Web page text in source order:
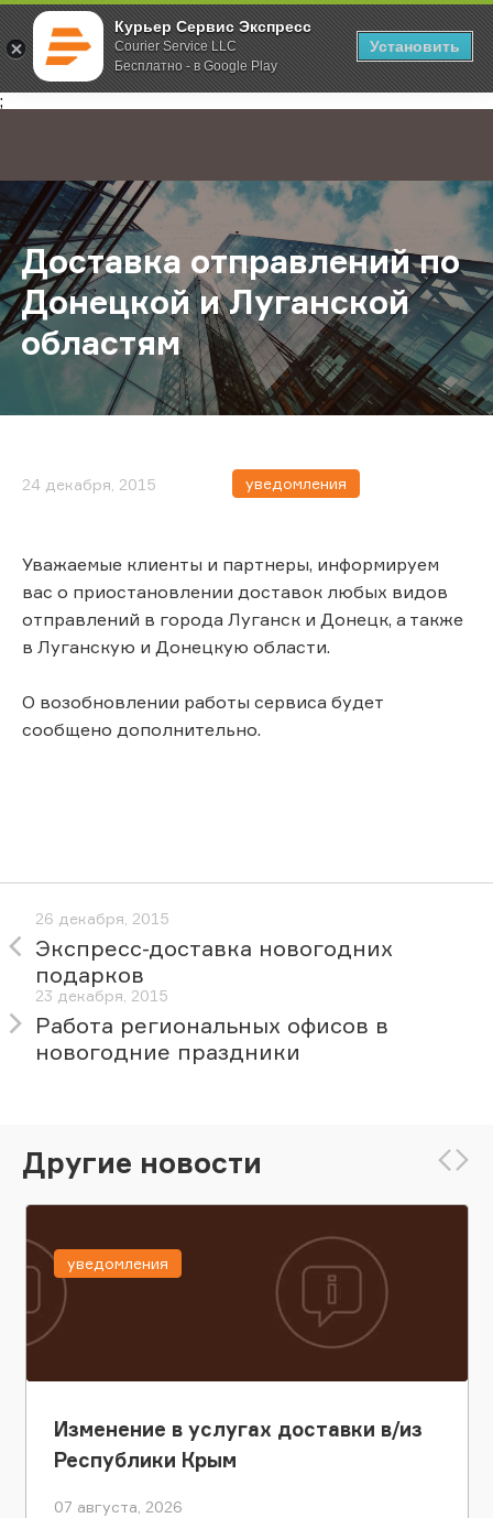
Курьер Сервис Экспресс
Courier Service LLC
Бесплатно - в Google Play
Установить
;
Главная О компании Новости Доставка отправлений по
Доставка отправлений по
Донецкой и Луганской
областям
24 декабря, 2015 уведомления
Уважаемые клиенты и партнеры, информируем
вас о приостановлении доставок любых видов
отправлений в города Луганск и Донецк, а также
в Луганскую и Донецкую области.
О возобновлении работы сервиса будет
сообщено дополнительно.
26 декабря, 2015
Экспресс-доставка новогодних
подарков
23 декабря, 2015
Работа региональных офисов в
новогодние праздники
Другие новости
Изменение в услугах доставки в/из
Республики Крым
07 августа, 2026
уведомления